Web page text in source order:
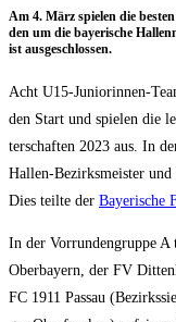
Am 4. März spie­len die
den um die baye­ri­sche
ist ausgeschlossen.
Acht U15-Junio­rin­nen-
den Start und spie­len die
ter­schaf­ten 2023 aus. In
Hal­len-Bezirks­meis­ter
Dies teil­te der Baye­ri­sche
In der Vor­run­den­grup­pe
Ober­bay­ern, der FV
FC 1911 Pas­sau